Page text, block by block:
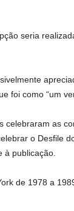
seria
foi como “um
celebraram as
o Desfile
à publicação.
de 1978 a